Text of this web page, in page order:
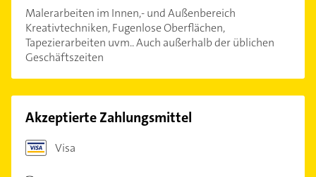
Malerarbeiten im Innen,- und Außenbereich
Kreativtechniken, Fugenlose Oberflächen,
Tapezierarbeiten uvm.. Auch außerhalb der üblichen
Geschäftszeiten
Akzeptierte Zahlungsmittel
Visa